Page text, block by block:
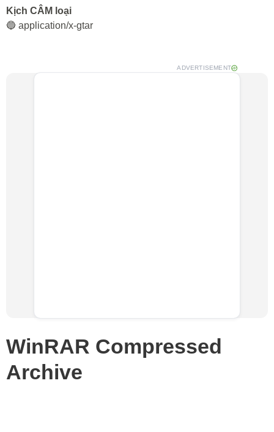
Kịch CÂM loại
🔵 application/x-gtar
ADVERTISEMENT
WinRAR Compressed
Archive